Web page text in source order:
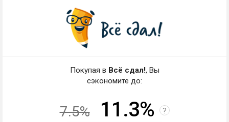
Покупая в Всё сдал!, Вы
сэкономите до:
7.5% 11.3% ?